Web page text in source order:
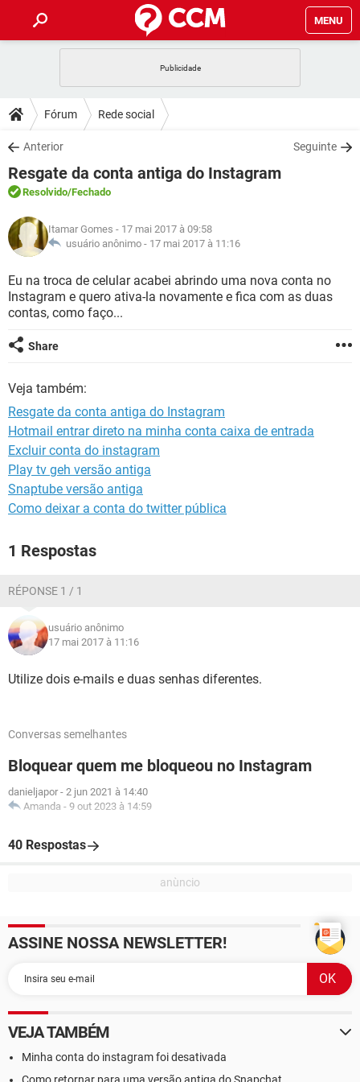
MENU
CELULAR
OUTLOOK
INSTAGRAM GMAIL
GUIA DE COMPRAS
DICAS
JOGOS
OUTLOOK
INSTAGRAM
GUIA DE COMPRAS
DOWNLOADS
JOGOS WHATSAPP
CELULAR
OUTLOOK EXCEL
INSTAGRAM
GUIA DE COMPRAS
FÓRUM
JOGOS
CELULAR FACEBOOK
INSTAGRAM GMAIL
GLOSSÁRIO
JOGOS
CELULAR FACEBOOK
OUTLOOK
INSTAGRAM
Fórum Rede social
Anterior Seguinte
Resgate da conta antiga do Instagram
Resolvido/Fechado
Itamar Gomes - 17 mai 2017 à 09:58
usuário anônimo - 17 mai 2017 à 11:16
Eu na troca de celular acabei abrindo uma nova conta no
Instagram e quero ativa-la novamente e fica com as duas
contas, como faço...
Share
Veja também:
Resgate da conta antiga do Instagram
Hotmail entrar direto na minha conta caixa de entrada
Excluir conta do instagram
Play tv geh versão antiga
Snaptube versão antiga
Como deixar a conta do twitter pública
1 Respostas
RÉPONSE 1 / 1
usuário anônimo
17 mai 2017 à 11:16
Utilize dois e-mails e duas senhas diferentes.
Conversas semelhantes
Bloquear quem me bloqueou no Instagram
danieljapor - 2 jun 2021 à 14:40
Amanda - 9 out 2023 à 14:59
40 Respostas
ASSINE NOSSA NEWSLETTER!
VEJA TAMBÉM
Minha conta do instagram foi desativada